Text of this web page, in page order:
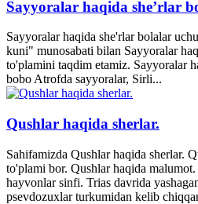
Sayyoralar haqida she’rlar
Sayyoralar haqida she'rlar bolalar
kuni" munosabati bilan Sayyoralar
to'plamini taqdim etamiz. Sayyoralar
bobo Atrofda sayyoralar, Sirli...
Qushlar haqida sherlar.
Sahifamizda Qushlar haqida sherlar.
to'plami bor. Qushlar haqida
hayvonlar sinfi. Trias davrida
psevdozuxlar turkumidan kelib